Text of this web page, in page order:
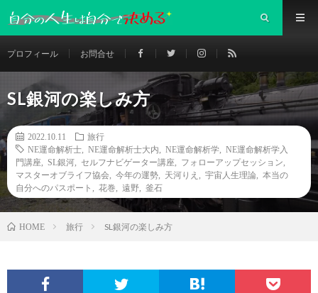
プロフィール お問合せ
SL銀河の楽しみ方
2022.10.11
旅行
NE運命解析士
NE運命解析士大内 NE運命解析学
NE運命解析学入
門講座
SL銀河 セルフナビゲーター講座 フォローアップセッション
マスターオブライフ協会
今年の運勢 天河りえ 宇宙人生理論
本当の
自分へのパスポート
花巻 遠野 釜石
HOME 旅行 SL銀河の楽しみ方